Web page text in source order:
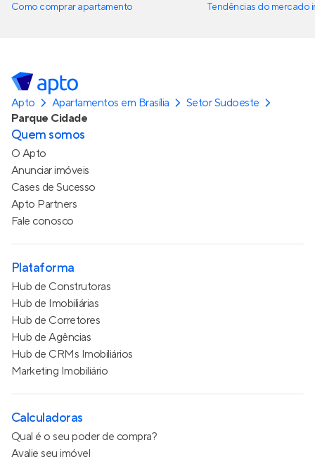
Como comprar apartamento
Tendências do mercado
Apto Apartamentos em Brasília
Setor Sudoeste
Parque Cidade
Quem somos
O Apto
Anunciar imóveis
Cases de Sucesso
Apto Partners
Fale conosco
Plataforma
Hub de Construtoras
Hub de Imobiliárias
Hub de Corretores
Hub de Agências
Hub de CRMs Imobiliários
Marketing Imobiliário
Calculadoras
Qual é o seu poder de compra?
Avalie seu imóvel